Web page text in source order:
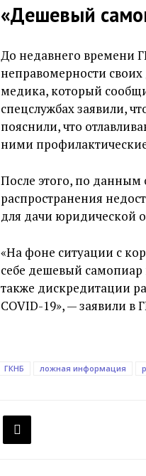
«Дешевый
До недавнего времени
неправомерности
медика, который
спецслужбах заявили,
пояснили, что
ними
После этого, по данным
распространения
для дачи юридической
«На фоне ситуации с
себе дешевый
также дискредитации
COVID-19», — заявили в
ГКНБ ложная информация